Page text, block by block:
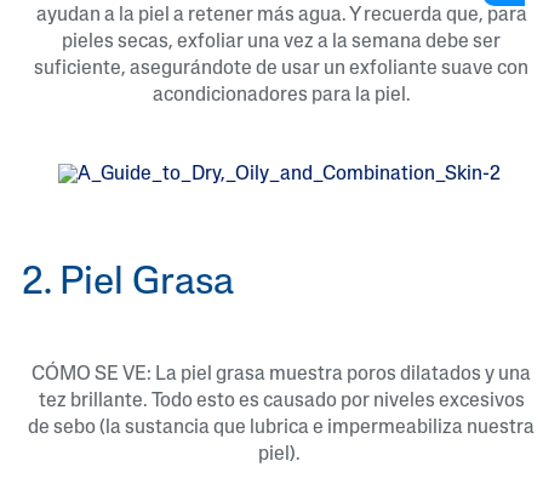
ayudan a la piel a retener más agua. Y recuerda que, para
pieles secas, exfoliar una vez a la semana debe ser
suficiente, asegurándote de usar un exfoliante suave con
acondicionadores para la piel.
2. Piel Grasa
CÓMO SE VE: La piel grasa muestra poros dilatados y una
tez brillante. Todo esto es causado por niveles excesivos
de sebo (la sustancia que lubrica e impermeabiliza nuestra
piel).